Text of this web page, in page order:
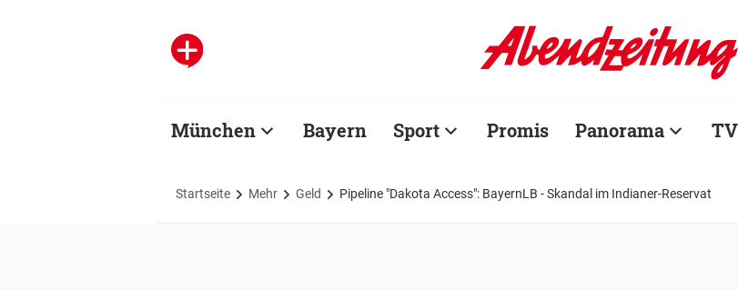
München Bayern Sport Promis Panorama TV
Startseite Mehr Geld Pipeline "Dakota Access": BayernLB - Skandal im Indianer-Reservat